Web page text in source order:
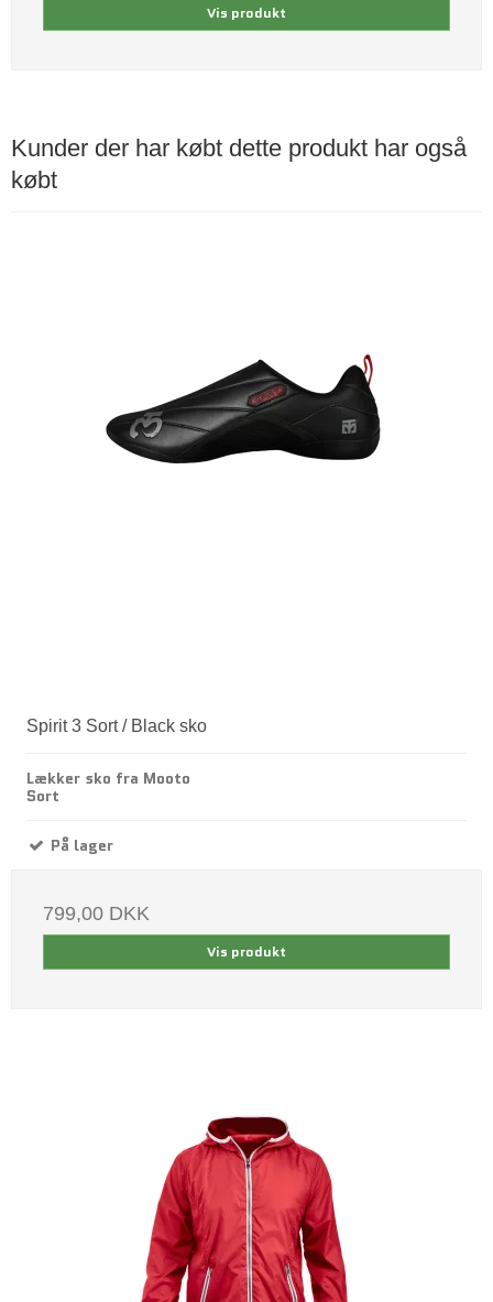
Vis produkt
Kunder der har købt dette produkt har også
købt
Spirit 3 Sort / Black sko
Lækker sko fra Mooto
Sort
På lager
799,00 DKK
Vis produkt